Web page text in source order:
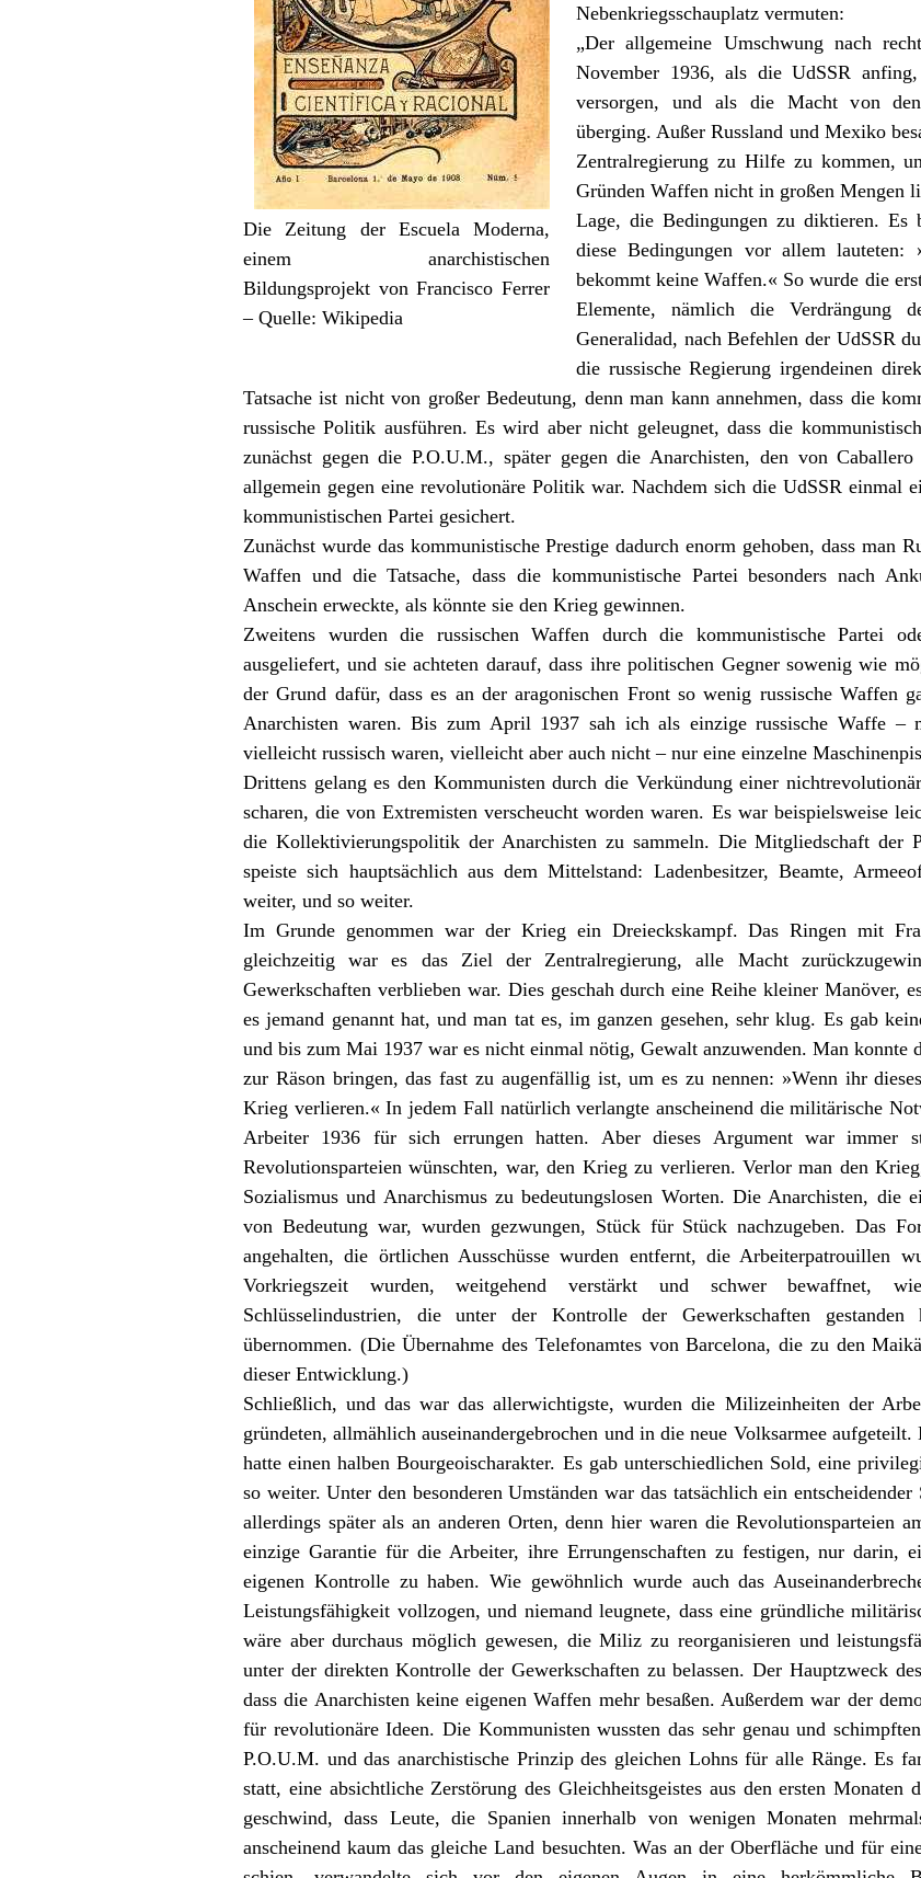
Die Zeitung der Escuela Moderna,
einem anarchistischen
Bildungsprojekt von Francisco Ferrer
– Quelle: Wikipedia
Nebenkriegsschauplatz vermuten:
„Der allgemeine Umschwung nach
November 1936, als die UdSSR
versorgen, und als die Macht von
überging. Außer Russland und Mexiko
Zentralregierung zu Hilfe zu kommen,
Gründen Waffen nicht in großen Mengen
Lage, die Bedingungen zu diktieren. Es
diese Bedingungen vor allem
bekommt keine Waffen.« So wurde die
Elemente, nämlich die Verdrängung
Generalidad, nach Befehlen der UdSSR
die russische Regierung irgendeinen
Tatsache ist nicht von großer Bedeutung, denn man kann annehmen, dass die
russische Politik ausführen. Es wird aber nicht geleugnet, dass die
zunächst gegen die P.O.U.M., später gegen die Anarchisten, den von
allgemein gegen eine revolutionäre Politik war. Nachdem sich die UdSSR einmal
kommunistischen Partei gesichert.
Zunächst wurde das kommunistische Prestige dadurch enorm gehoben, dass man
Waffen und die Tatsache, dass die kommunistische Partei besonders nach
Anschein erweckte, als könnte sie den Krieg gewinnen.
Zweitens wurden die russischen Waffen durch die kommunistische Partei
ausgeliefert, und sie achteten darauf, dass ihre politischen Gegner sowenig wie
der Grund dafür, dass es an der aragonischen Front so wenig russische Waffen
Anarchisten waren. Bis zum April 1937 sah ich als einzige russische Waffe –
vielleicht russisch waren, vielleicht aber auch nicht – nur eine einzelne
Drittens gelang es den Kommunisten durch die Verkündung einer
scharen, die von Extremisten verscheucht worden waren. Es war beispielsweise
die Kollektivierungspolitik der Anarchisten zu sammeln. Die Mitgliedschaft der
speiste sich hauptsächlich aus dem Mittelstand: Ladenbesitzer, Beamte,
weiter, und so weiter.
Im Grunde genommen war der Krieg ein Dreieckskampf. Das Ringen mit
gleichzeitig war es das Ziel der Zentralregierung, alle Macht
Gewerkschaften verblieben war. Dies geschah durch eine Reihe kleiner Manöver,
es jemand genannt hat, und man tat es, im ganzen gesehen, sehr klug. Es gab
und bis zum Mai 1937 war es nicht einmal nötig, Gewalt anzuwenden. Man konnte
zur Räson bringen, das fast zu augenfällig ist, um es zu nennen: »Wenn ihr
Krieg verlieren.« In jedem Fall natürlich verlangte anscheinend die militärische
Arbeiter 1936 für sich errungen hatten. Aber dieses Argument war immer
Revolutionsparteien wünschten, war, den Krieg zu verlieren. Verlor man den
Sozialismus und Anarchismus zu bedeutungslosen Worten. Die Anarchisten, die
von Bedeutung war, wurden gezwungen, Stück für Stück nachzugeben. Das
angehalten, die örtlichen Ausschüsse wurden entfernt, die Arbeiterpatrouillen
Vorkriegszeit wurden, weitgehend verstärkt und schwer bewaffnet,
Schlüsselindustrien, die unter der Kontrolle der Gewerkschaften
übernommen. (Die Übernahme des Telefonamtes von Barcelona, die zu den
dieser Entwicklung.)
Schließlich, und das war das allerwichtigste, wurden die Milizeinheiten der
gründeten, allmählich auseinandergebrochen und in die neue Volksarmee
hatte einen halben Bourgeoischarakter. Es gab unterschiedlichen Sold, eine
so weiter. Unter den besonderen Umständen war das tatsächlich ein
allerdings später als an anderen Orten, denn hier waren die Revolutionsparteien
einzige Garantie für die Arbeiter, ihre Errungenschaften zu festigen, nur darin,
eigenen Kontrolle zu haben. Wie gewöhnlich wurde auch das
Leistungsfähigkeit vollzogen, und niemand leugnete, dass eine gründliche
wäre aber durchaus möglich gewesen, die Miliz zu reorganisieren und
unter der direkten Kontrolle der Gewerkschaften zu belassen. Der Hauptzweck
dass die Anarchisten keine eigenen Waffen mehr besaßen. Außerdem war der
für revolutionäre Ideen. Die Kommunisten wussten das sehr genau und
P.O.U.M. und das anarchistische Prinzip des gleichen Lohns für alle Ränge. Es
statt, eine absichtliche Zerstörung des Gleichheitsgeistes aus den ersten
geschwind, dass Leute, die Spanien innerhalb von wenigen Monaten
anscheinend kaum das gleiche Land besuchten. Was an der Oberfläche und für